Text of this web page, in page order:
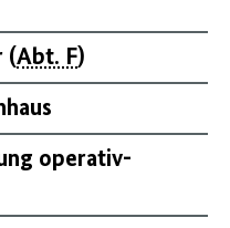
(Abt. F)
operativ-